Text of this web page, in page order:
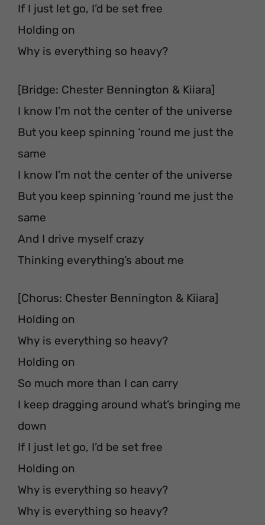
If I just let go, I’d be set free
Holding on
Why is everything so heavy?
[Bridge: Chester Bennington & Kiiara]
I know I’m not the center of the universe
But you keep spinning ‘round me just the
same
I know I’m not the center of the universe
But you keep spinning ‘round me just the
same
And I drive myself crazy
Thinking everything’s about me
[Chorus: Chester Bennington & Kiiara]
Holding on
Why is everything so heavy?
Holding on
So much more than I can carry
I keep dragging around what’s bringing me
down
If I just let go, I’d be set free
Holding on
Why is everything so heavy?
Why is everything so heavy?